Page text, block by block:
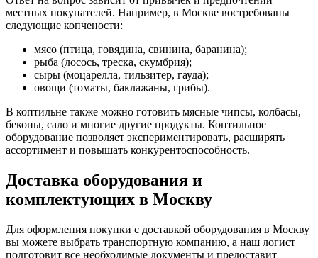
местных покупателей. Например, в Москве востребованы
следующие копчености:
мясо (птица, говядина, свинина, баранина);
рыба (лосось, треска, скумбрия);
сыры (моцарелла, тильзитер, гауда);
овощи (томаты, баклажаны, грибы).
В коптильне также можно готовить мясные чипсы, колбасы,
беконы, сало и многие другие продукты. Коптильное
оборудование позволяет экспериментировать, расширять
ассортимент и повышать конкурентоспособность.
Доставка оборудования и
комплектующих в Москву
Для оформления покупки с доставкой оборудования в Москву
вы можете выбрать транспортную компанию, а наш логист
подготовит все необходимые документы и предоставит